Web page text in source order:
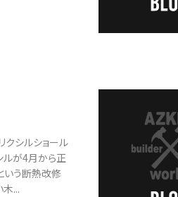
シルショール
ルが4月から正
いう断熱改修
...